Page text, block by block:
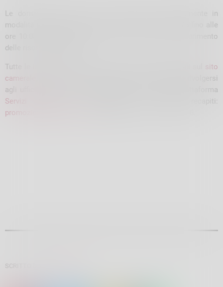
Le domande potranno essere trasmesse esclusivamente in
modalità telematica dalle ore 10:00 del 25 marzo 2025 fino alle
ore 10:00 del 10 dicembre 2025, salvo anticipato esaurimento
delle risorse disponibili.
Tutte le informazioni relative al bando sono disponibili sul
sito
camerale
, per qualsiasi ulteriore necessità è possibile rivolgersi
agli uffici prenotando un appuntamento tramite la piattaforma
Servizi Online
o contattando i seguenti recapiti:
promozione@so.camcom.it
SCRITTO DA: